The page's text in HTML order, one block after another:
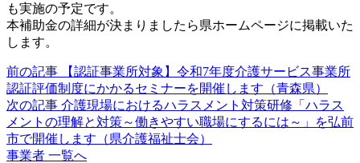
も実施の予定です。
本補助金の詳細が決まりましたら県ホームページに掲載いた
します。
前の記事 【認証事業所対象】令和7年度介護サービス事業所
認証評価制度にかかるセミナーを開催します（青森県）
次の記事 介護現場におけるハラスメント対策研修「ハラス
メントの理解と対策～働きやすい職場にするには～」を弘前
市で開催します（県介護福祉士会）
事業者 一覧へ